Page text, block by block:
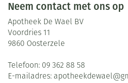
Neem contact met ons op
Apotheek De Wael BV
Voordries 11
9860 Oosterzele
Telefoon: 09 362 88 58
E-mailadres: apotheekdewael@